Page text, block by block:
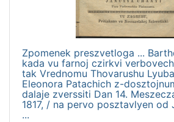
Zpomenek preszvetloga ...
kada vu farnoj czirkvi
tak Vrednomu Thovarushu
Eleonora Patachich z-
dalaje zverssiti Dan 14.
1817, / na pervo posztavlyen od
...